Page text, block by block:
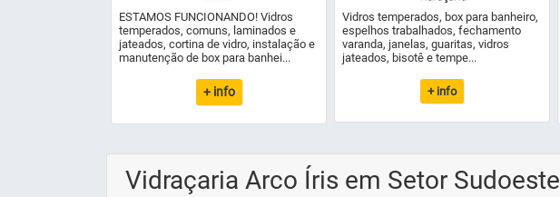
ESTAMOS FUNCIONANDO! Vidros
temperados, comuns, laminados e
jateados, cortina de vidro, instalação e
manutenção de box para banhei...
+ info
Vidros temperados, box para banheiro,
espelhos trabalhados, fechamento
varanda, janelas, guaritas, vidros
jateados, bisotê e tempe...
+ info
Vidraçaria Arco Íris em Setor Sudoeste